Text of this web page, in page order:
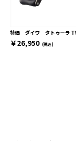
特価 ダイワ タトゥーラ
￥26,950 (税込)